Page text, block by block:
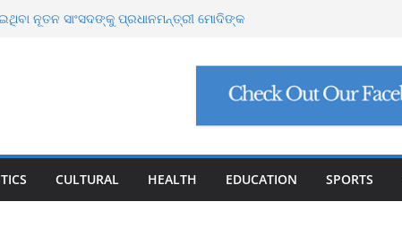
ହଜାର ୬୪୮ କୋଟି ନିବେଶ ପ୍ରସ୍ତାବ, ସୃଷ୍ଟି ହେବ
ଲାଞ୍ଚ ମାମଲା ଶେଷ: ସୁପ୍ରିମକୋର୍ଟଙ୍କ ଦ୍ୱାରା
୩ ବିଶେଷଜ୍ଞଙ୍କ ବିରୋଧରେ ଗୁରୁତର
ବଙ୍ଗୋପସାଗରରେ ଘୂର୍ଣ୍ଣିବଳୟ, ଉପକୂଳ ଓଡ଼ିଶାକୁ
CULTURAL HEALTH EDUCATION SPORTS